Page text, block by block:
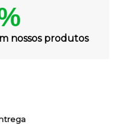
nossos produtos